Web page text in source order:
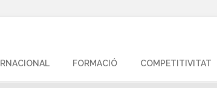
FORMACIÓ COMPETITIVITAT